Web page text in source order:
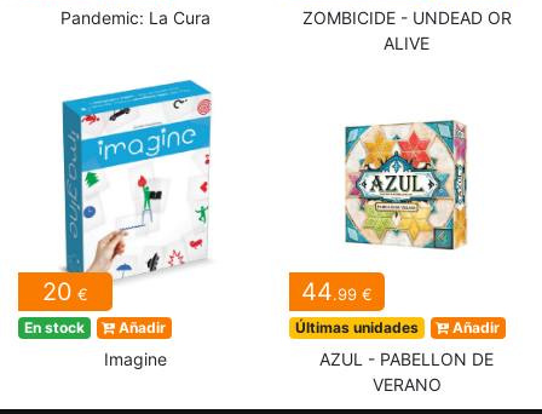
Pandemic: La Cura
ZOMBICIDE - UNDEAD OR
ALIVE
20 €
En stock Añadir
Imagine
44.99 €
Últimas unidades Añadir
AZUL - PABELLON DE
VERANO